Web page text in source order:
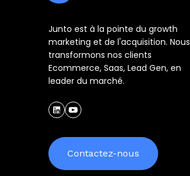
Junto est à la pointe du growth
marketing et de l'acquisition. Nous
transformons nos clients
Ecommerce, Saas, Lead Gen, en
leader du marché.
Contactez-nous